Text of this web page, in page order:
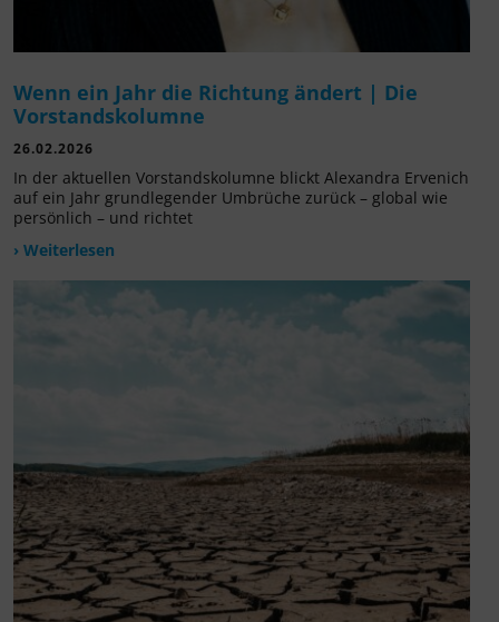
Wenn ein Jahr die Richtung ändert | Die
Vorstandskolumne
26.02.2026
In der aktuellen Vorstandskolumne blickt Alexandra Ervenich
auf ein Jahr grundlegender Umbrüche zurück – global wie
persönlich – und richtet
› Weiterlesen